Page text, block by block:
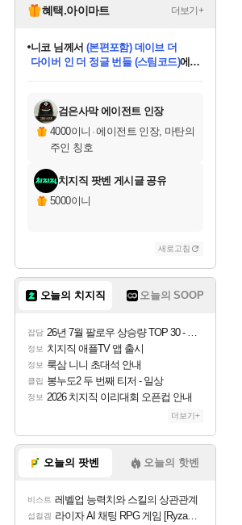
혜택.아이마트 더보기+
교환.
당첨되셨습니다.
니코님께서 (본편포함) 데이브 더
다이버 인 더 정글 번들 (스팀코드)에
당첨되셨습니다.
당첨되셨습니다.
당첨되셨습니다.
당첨되셨습니다.
당첨되셨습니다.
에디션 (스팀코드)를 교환.
당첨되셨습니다.
검은사막 에이전트 인장
4000이니 ·에이전트 인장, 마탄의
주인 칭호
치지직 팟벤 게시글 공유
5000이니
새로고침
오늘의 치지직 오늘의 SOOP
잡담 26년 7월 팔로우 상승량 TOP 30 - 월간 치지직
정보 치지직 애플TV 앱 출시
정보 룩삼 니니 초대석 안내
클립 봉누도2 두 번째 티저 - 일상
정보 2026 치지직 이리대회 오픈컵 안내
더보기+
오늘의 팟벤 오늘의 핫벤
비스트 레벨업 능력치와 스킬의 상관관계
섭컬겜 라이자 AI 채팅 RPG 게임 [RyzaChat: AI] 공개